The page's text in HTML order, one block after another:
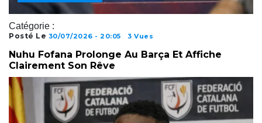
Catégorie :
Posté Le 30/07/2026 - 20:05 3 Vues
Nuhu Fofana Prolonge Au Barça Et Affiche
Clairement Son Rêve